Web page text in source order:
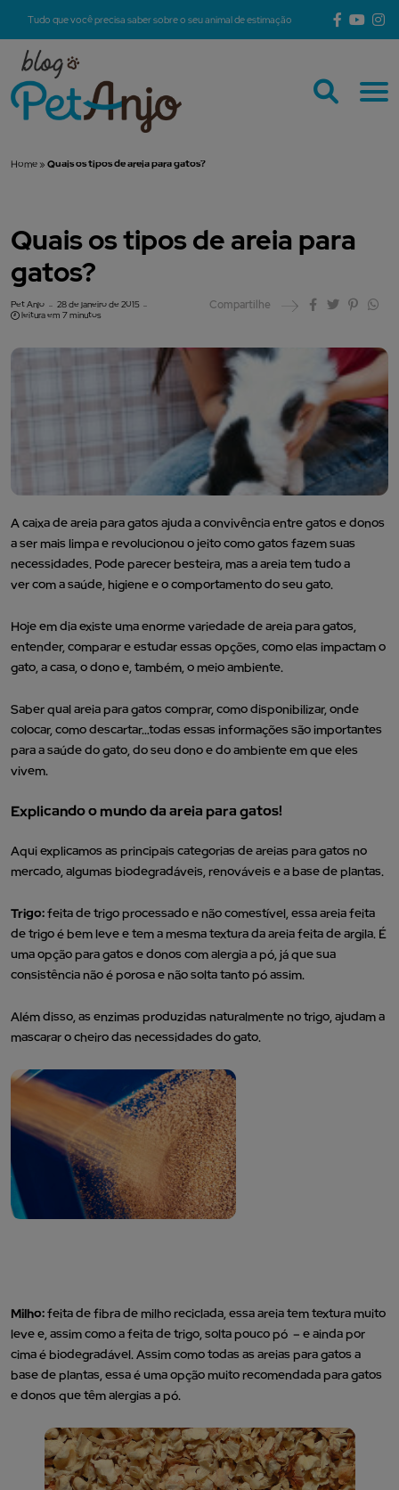
Tudo que você precisa saber sobre o seu animal de estimação
Home » Quais os tipos de areia para gatos?
Quais os tipos de areia para
gatos?
Pet Anjo
28 de janeiro de 2015
leitura em 7 minutos
Compartilhe
A caixa de areia para gatos ajuda a convivência entre gatos e donos
a ser mais limpa e revolucionou o jeito como gatos fazem suas
necessidades. Pode parecer besteira, mas a areia tem tudo a
ver com a saúde, higiene e o comportamento do seu gato.
Hoje em dia existe uma enorme variedade de areia para gatos,
entender, comparar e estudar essas opções, como elas impactam o
gato, a casa, o dono e, também, o meio ambiente.
Saber qual areia para gatos comprar, como disponibilizar, onde
colocar, como descartar…todas essas informações são importantes
para a saúde do gato, do seu dono e do ambiente em que eles
vivem.
Explicando o mundo da areia para gatos!
Aqui explicamos as principais categorias de areias para gatos no
mercado, algumas biodegradáveis, renováveis e a base de plantas.
Trigo:feita de trigo processado e não comestível, essa areia feita
de trigo é bem leve e tem a mesma textura da areia feita de argila. É
uma opção para gatos e donos com alergia a pó, já que sua
consistência não é porosa e não solta tanto pó assim.
Além disso, as enzimas produzidas naturalmente no trigo, ajudam a
mascarar o cheiro das necessidades do gato.
Milho:feita de fibra de milho reciclada, essa areia tem textura muito
leve e, assim como a feita de trigo, solta pouco pó – e ainda por
cima é biodegradável. Assim como todas as areias para gatos a
base de plantas, essa é uma opção muito recomendada para gatos
e donos que têm alergias a pó.